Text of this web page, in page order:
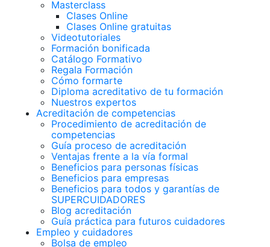
Masterclass
Clases Online
Clases Online gratuitas
Videotutoriales
Formación bonificada
Catálogo Formativo
Regala Formación
Cómo formarte
Diploma acreditativo de tu formación
Nuestros expertos
Acreditación de competencias
Procedimiento de acreditación de
competencias
Guía proceso de acreditación
Ventajas frente a la vía formal
Beneficios para personas físicas
Beneficios para empresas
Beneficios para todos y garantías de
SUPERCUIDADORES
Blog acreditación
Guía práctica para futuros cuidadores
Empleo y cuidadores
Bolsa de empleo